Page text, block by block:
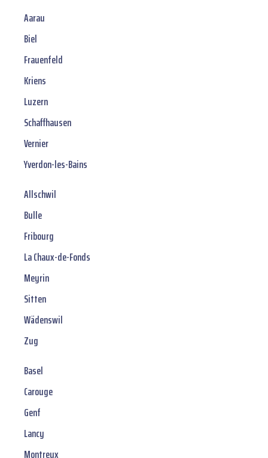
Aarau
Biel
Frauenfeld
Kriens
Luzern
Schaffhausen
Vernier
Yverdon-les-Bains
Allschwil
Bulle
Fribourg
La Chaux-de-Fonds
Meyrin
Sitten
Wädenswil
Zug
Basel
Carouge
Genf
Lancy